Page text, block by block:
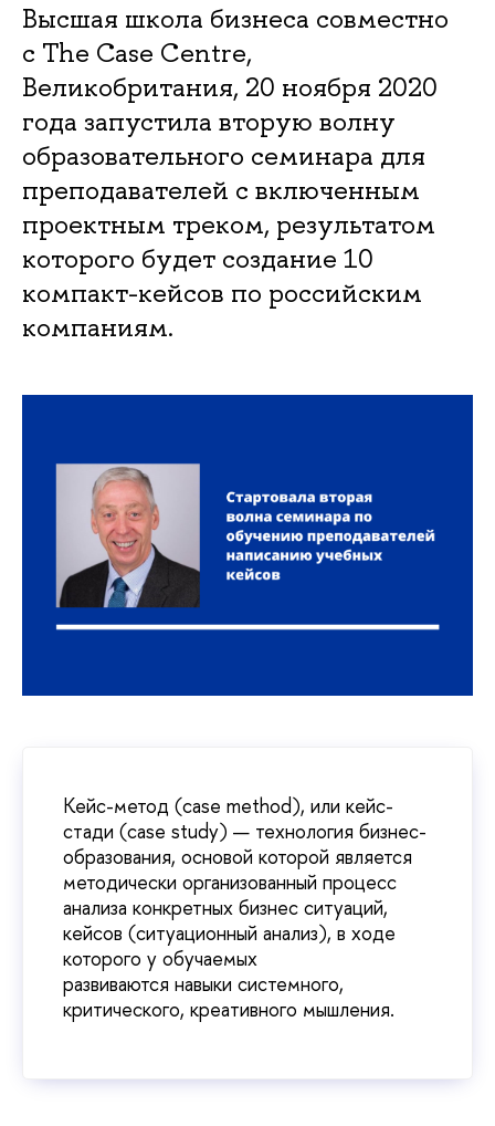
Высшая школа бизнеса совместно
с The Case Centre,
Великобритания, 20 ноября 2020
года запустила вторую волну
образовательного семинара для
преподавателей с включенным
проектным треком, результатом
которого будет создание 10
компакт-кейсов по российским
компаниям.
Кейс-метод (case method), или кейс-
стади (case study) — технология бизнес-
образования, основой которой является
методически организованный процесс
анализа конкретных бизнес ситуаций,
кейсов (ситуационный анализ), в ходе
которого у обучаемых
развиваются навыки системного,
критического, креативного мышления.